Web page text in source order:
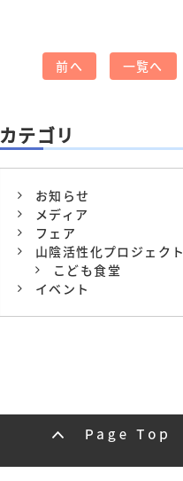
前へ 一覧へ
カテゴリ
お知らせ
メディア
フェア
山陰活性化プロジェクト
こども食堂
イベント